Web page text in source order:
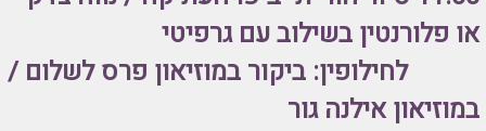
או פלורנטין בשילוב עם גרפיטי
לחילופין: ביקור במוזיאון פרס לשלום /
במוזיאון אילנה גור